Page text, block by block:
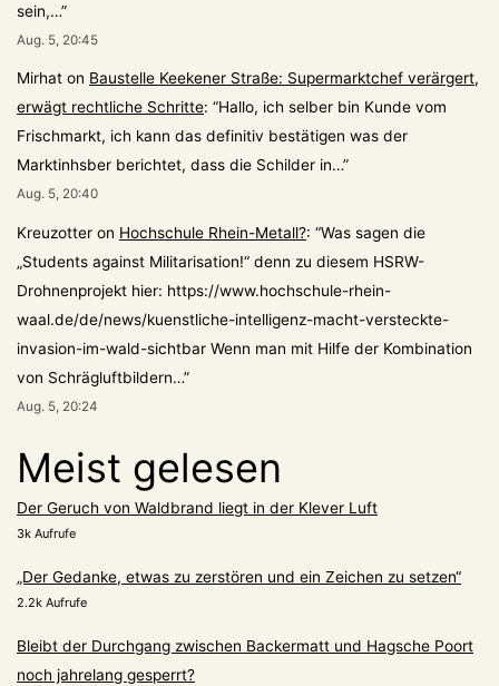
sein,…”
Aug. 5, 20:45
Mirhat on Baustelle Keekener Straße: Supermarktchef verärgert,
erwägt rechtliche Schritte: “Hallo, ich selber bin Kunde vom
Frischmarkt, ich kann das definitiv bestätigen was der
Marktinhsber berichtet, dass die Schilder in…”
Aug. 5, 20:40
Kreuzotter on Hochschule Rhein-Metall?: “Was sagen die
„Students against Militarisation!“ denn zu diesem HSRW-
Drohnenprojekt hier: https://www.hochschule-rhein-
waal.de/de/news/kuenstliche-intelligenz-macht-versteckte-
invasion-im-wald-sichtbar Wenn man mit Hilfe der Kombination
von Schrägluftbildern…”
Aug. 5, 20:24
Meist gelesen
Der Geruch von Waldbrand liegt in der Klever Luft
3k Aufrufe
„Der Gedanke, etwas zu zerstören und ein Zeichen zu setzen“
2.2k Aufrufe
Bleibt der Durchgang zwischen Backermatt und Hagsche Poort
noch jahrelang gesperrt?